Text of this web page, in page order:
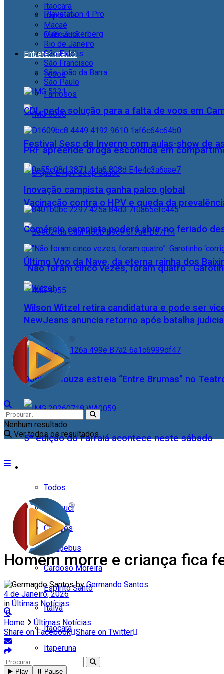
Playstation 4 Pro
Mark Zuckerberg
Entretenimento
Todos
Famosos
Festival Sesc de Inverno com aulas-show de
Vacinação contra o HPV e queda da
Último Voo da Nave, da eterna rainha dos
NewJeans anuncia retorno após batalha
Daniele Souza estreia “Entre Brumas” no
5ª edição do Farraiá acontece neste sábado
Todos
Cambuci
Campos
Carapebus
Cardoso Moreira
Espírito Santo
Italva
Itaocara
Itaperuna
Macaé
Itaocara
Itaperuna
Macaé
Quissamã
Rio de Janeiro
São Fidélis
São Francisco
São João da Barra
São Paulo
CDL pede solução para a falta de voos em
PRF apreende droga escondida em
Inovação campista ganha palco global
Comércio campista poderá abrir no feriado
“Não foram cinco vezes, foram quatro”:
Wilson Witzel retira candidatura e pode ser
Nenhum resultado
Ver todos os resultados
Homem morre e criança fica
by Germando Santos
4 de Janeiro, 2026
in Últimas Notícias
0
Home
Últimas Notícias
Share on Facebook Share on Twitter
▶️ Play ⏸️ Pause